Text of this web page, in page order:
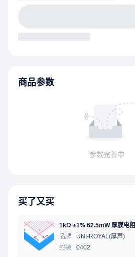
商品参数
参数完善中
买了又买
1kΩ ±1% 62.5mW 厚膜电阻
品牌
UNI-ROYAL(厚声)
封装
0402